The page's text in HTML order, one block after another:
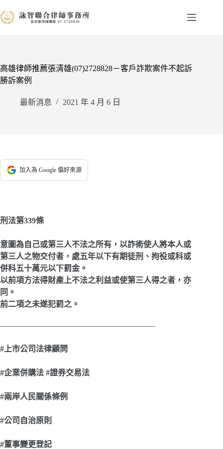
至
容
高雄律師推薦張清雄(07)2728828－客戶詐欺案件不起訴
勝訴案例
最新消息 2021 年 4 月 6 日
加入為 Google 偏好來源
刑法第339條
意圖為自己或第三人不法之所有，以詐術使人將本人或
第三人之物交付者，處五年以下有期徒刑、拘役或科或
併科五十萬元以下罰金。
以前項方法得財產上不法之利益或使第三人得之者，亦
同。
前二項之未遂犯罰之。
———————————————————–
# 上市公司法律顧問
#企業併購法 #證券交易法
#兩岸人民關係條例
#公司自治原則
#董事變更登記